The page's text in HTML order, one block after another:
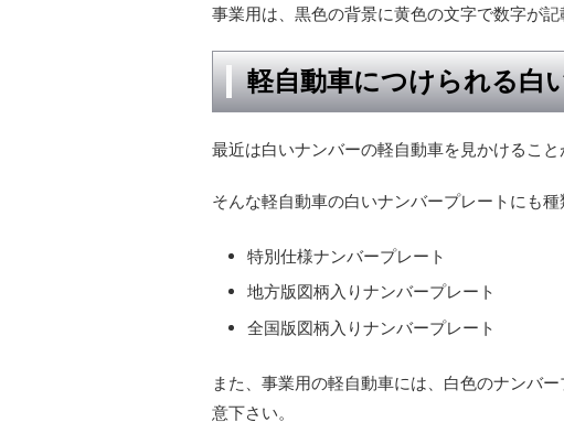
事業用は、黒色の背景に黄色の文字で数字が記
軽自動車につけられる白
最近は白いナンバーの軽自動車を見かけること
そんな軽自動車の白いナンバープレートにも種
特別仕様ナンバープレート
地方版図柄入りナンバープレート
全国版図柄入りナンバープレート
また、事業用の軽自動車には、白色のナンバ
意下さい。